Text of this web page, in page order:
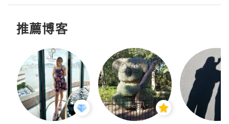
推薦博客